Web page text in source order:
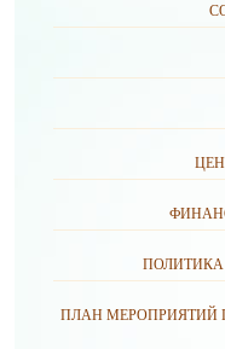
ПЛАН МЕРОПРИЯТИЙ